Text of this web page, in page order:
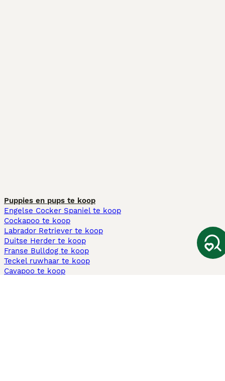
Puppies en pups te koop
Engelse Cocker Spaniel te koop
Cockapoo te koop
Labrador Retriever te koop
Duitse Herder te koop
Franse Bulldog te koop
Teckel ruwhaar te koop
Cavapoo te koop